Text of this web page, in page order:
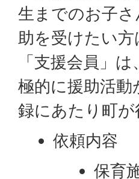
生までのお子
助を受けたい
「支援会員」
極的に援助活
録にあたり町
依頼内容
保育